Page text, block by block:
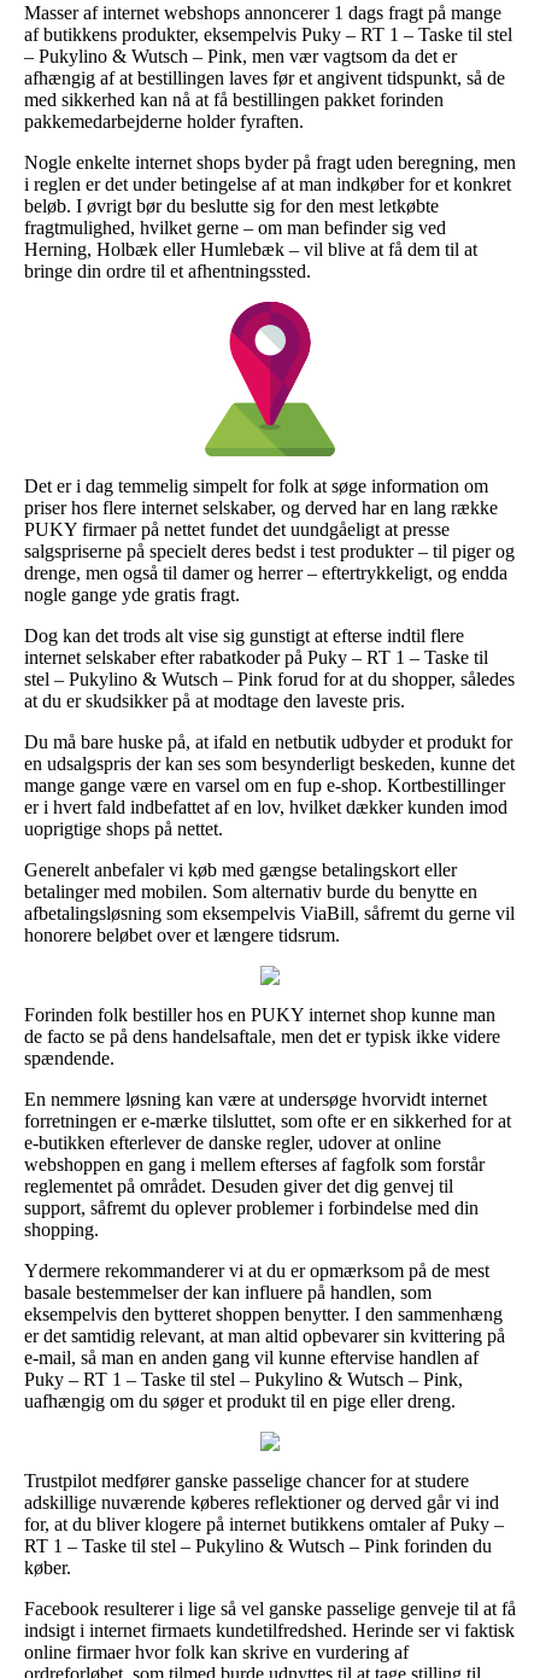
Masser af internet webshops annoncerer 1 dags fragt på mange
af butikkens produkter, eksempelvis Puky – RT 1 – Taske til stel
– Pukylino & Wutsch – Pink, men vær vagtsom da det er
afhængig af at bestillingen laves før et angivent tidspunkt, så de
med sikkerhed kan nå at få bestillingen pakket forinden
pakkemedarbejderne holder fyraften.
Nogle enkelte internet shops byder på fragt uden beregning, men
i reglen er det under betingelse af at man indkøber for et konkret
beløb. I øvrigt bør du beslutte sig for den mest letkøbte
fragtmulighed, hvilket gerne – om man befinder sig ved
Herning, Holbæk eller Humlebæk – vil blive at få dem til at
bringe din ordre til et afhentningssted.
Det er i dag temmelig simpelt for folk at søge information om
priser hos flere internet selskaber, og derved har en lang række
PUKY firmaer på nettet fundet det uundgåeligt at presse
salgspriserne på specielt deres bedst i test produkter – til piger og
drenge, men også til damer og herrer – eftertrykkeligt, og endda
nogle gange yde gratis fragt.
Dog kan det trods alt vise sig gunstigt at efterse indtil flere
internet selskaber efter rabatkoder på Puky – RT 1 – Taske til
stel – Pukylino & Wutsch – Pink forud for at du shopper, således
at du er skudsikker på at modtage den laveste pris.
Du må bare huske på, at ifald en netbutik udbyder et produkt for
en udsalgspris der kan ses som besynderligt beskeden, kunne det
mange gange være en varsel om en fup e-shop. Kortbestillinger
er i hvert fald indbefattet af en lov, hvilket dækker kunden imod
uoprigtige shops på nettet.
Generelt anbefaler vi køb med gængse betalingskort eller
betalinger med mobilen. Som alternativ burde du benytte en
afbetalingsløsning som eksempelvis ViaBill, såfremt du gerne vil
honorere beløbet over et længere tidsrum.
Forinden folk bestiller hos en PUKY internet shop kunne man
de facto se på dens handelsaftale, men det er typisk ikke videre
spændende.
En nemmere løsning kan være at undersøge hvorvidt internet
forretningen er e-mærke tilsluttet, som ofte er en sikkerhed for at
e-butikken efterlever de danske regler, udover at online
webshoppen en gang i mellem efterses af fagfolk som forstår
reglementet på området. Desuden giver det dig genvej til
support, såfremt du oplever problemer i forbindelse med din
shopping.
Ydermere rekommanderer vi at du er opmærksom på de mest
basale bestemmelser der kan influere på handlen, som
eksempelvis den bytteret shoppen benytter. I den sammenhæng
er det samtidig relevant, at man altid opbevarer sin kvittering på
e-mail, så man en anden gang vil kunne eftervise handlen af
Puky – RT 1 – Taske til stel – Pukylino & Wutsch – Pink,
uafhængig om du søger et produkt til en pige eller dreng.
Trustpilot medfører ganske passelige chancer for at studere
adskillige nuværende køberes reflektioner og derved går vi ind
for, at du bliver klogere på internet butikkens omtaler af Puky –
RT 1 – Taske til stel – Pukylino & Wutsch – Pink forinden du
køber.
Facebook resulterer i lige så vel ganske passelige genveje til at få
indsigt i internet firmaets kundetilfredshed. Herinde ser vi faktisk
online firmaer hvor folk kan skrive en vurdering af
ordreforløbet, som tilmed burde udnyttes til at tage stilling til